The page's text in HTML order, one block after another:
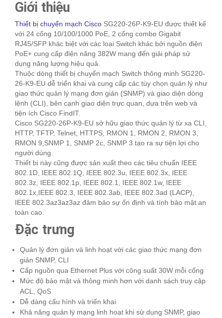
Giới thiệu
Thiết bị chuyển mạch Cisco SG220-26P-K9-EU được thiết kế
với 24 cổng 10/100/1000 PoE, 2 cổng combo Gigabit
RJ45/SFP khác biệt với các loại Switch khác bởi nguồn điện
PoE+ cung cấp điện năng 382W mang đến giải pháp sử
dụng năng lượng hiệu quả.
Thuộc dòng thiết bị chuyển mạch Switch thông minh SG220-
26-K9-EU dễ triển khai và cung cấp các tùy chọn quản lý như
giao thức quản lý mạng đơn giản (SNMP) và giao diện dòng
lệnh (CLI), bên cạnh giao diện trực quan, dựa trên web và
tiện ích Cisco FindIT.
Cisco SG220-26P-K9-EU sở hữu giao thức quản lý từ xa CLI,
HTTP, TFTP, Telnet, HTTPS, RMON 1, RMON 2, RMON 3,
RMON 9,SNMP 1, SNMP 2c, SNMP 3 tạo ra sự tiện lợi cho
người dùng.
Thiết bị này cũng được sản xuất theo các tiêu chuẩn IEEE
802.1D, IEEE 802.1Q, IEEE 802.3u, IEEE 802.3x, IEEE
802.3z, IEEE 802.1p, IEEE 802.1, IEEE 802.1w, IEEE
802.1x,IEEE 802.3, IEEE 802.3ab, IEEE 802.3ad (LACP),
IEEE 802.3az3az3az đảm bảo sự ổn định và tính bảo mật an
toàn cao.
Đặc trưng
Quản lý đơn giản và linh hoạt với các giao thức mạng đơn
giản SNMP, CLI
Cấp nguồn qua Ethernet Plus với công suất 30W mỗi cổng
Mức độ bảo mật và thông minh hơn với danh sách truy cập
ACL, QoS
Dễ dàng cấu hình và triển khai
Khả năng quản lý mạng linh hoạt khi sử dụng SNMP, giao